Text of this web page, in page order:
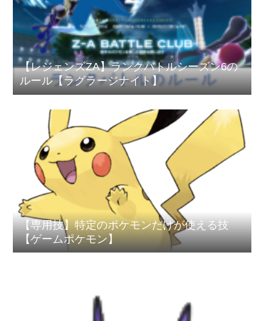
【レジェンズZA】ランクバトルシーズン6の
ルール【ラグラージナイト】
【専用技】特定のポケモンだけが使える技
【ゲームポケモン】